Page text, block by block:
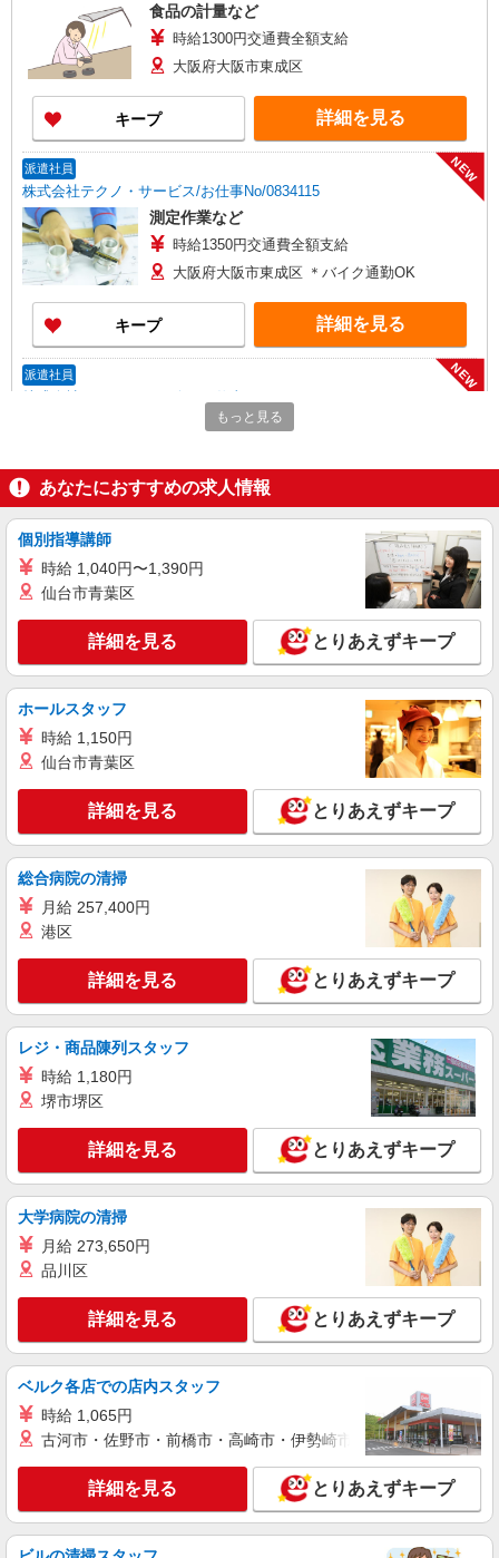
食品の計量など
時給1300円交通費全額支給
大阪府大阪市東成区
キープ 詳細を見る
派遣社員
株式会社テクノ・サービス/お仕事No/0834115
NEW
測定作業など
時給1350円交通費全額支給
大阪府大阪市東成区 ＊バイク通勤OK
キープ 詳細を見る
派遣社員 NEW
部品の組み立て作業
大阪府大阪市東成区 ＊バイク通勤OK
詳細を見る
派遣社員
株式会社テクノ・サービス/お仕事No/0863441
NEW
組立
時給1300円交通費全額支給
大阪府大阪市東成区 ＊バイク通勤OK
キープ 詳細を見る
派遣社員
株式会社テクノ・サービス/お仕事No/0869896
NEW
材料の受入・在庫管理
時給1350円交通費全額支給
大阪府大阪市東成区 ＊バイク通勤OK
詳細を見る
株式会社テクノ・サービス/お仕事No/0861269
NEW
製品の検査・測定など
キープ 詳細を見る
正社員 派遣社員 紹介予定派遣
戦力エージェント株式会社
（空調完備の印刷工場）印刷の機械に用紙をセ
時給1300円＋交通費（自転車通勤でも5000円/
月の支給あり） ・日払い・週払い可（当日払
い） ・世帯主の方には、、、 住宅手当（3000
円〜5000円）、家族手当（配偶者1万円、お子様
一人5000円あり） ＊各規定あり
大阪市東成区深江南
キープ
アルバイト 派遣社員
戦力エージェント株式会社
(即スタート) 小物を部品をフックにかけて機械
にセット
もっと見る
あなたにおすすめの求人情報
個別指導講師
時給 1,040円〜1,390円
仙台市青葉区
詳細を見る とりあえずキープ
ホールスタッフ
時給 1,150円
仙台市青葉区
詳細を見る とりあえずキープ
総合病院の清掃
月給 257,400円
港区
詳細を見る とりあえずキープ
レジ・商品陳列スタッフ
時給 1,180円
堺市堺区
詳細を見る とりあえずキープ
大学病院の清掃
月給 273,650円
品川区
詳細を見る とりあえずキープ
ベルク各店での店内スタッフ
時給 1,065円
古河市・佐野市・前橋市・高崎市・伊勢崎市・太田市・館林市
詳細を見る とりあえずキープ